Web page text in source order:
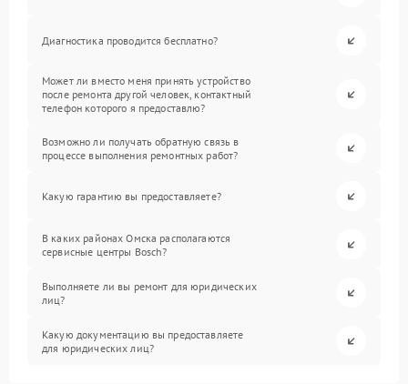
Диагностика проводится бесплатно?
Может ли вместо меня принять устройство
после ремонта другой человек, контактный
телефон которого я предоставлю?
Возможно ли получать обратную связь в
процессе выполнения ремонтных работ?
Какую гарантию вы предоставляете?
В каких районах Омска располагаются
сервисные центры Bosch?
Выполняете ли вы ремонт для юридических
лиц?
Какую документацию вы предоставляете
для юридических лиц?